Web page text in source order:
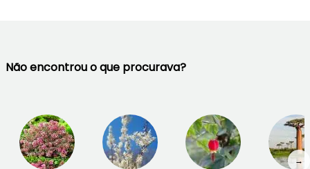
Não encontrou o que procurava?
→